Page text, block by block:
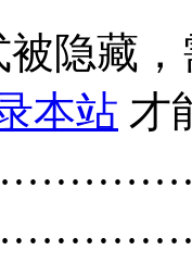
被隐藏
本站 才